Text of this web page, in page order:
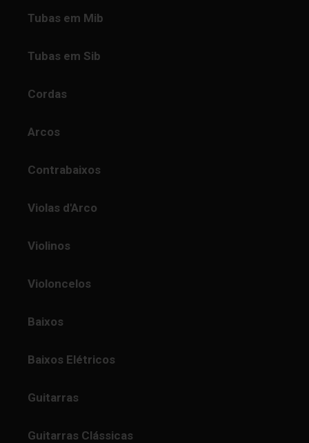
Tubas em Mib
Tubas em Sib
Cordas
Arcos
Contrabaixos
Violas d'Arco
Violinos
Violoncelos
Baixos
Baixos Elétricos
Guitarras
Guitarras Clássicas